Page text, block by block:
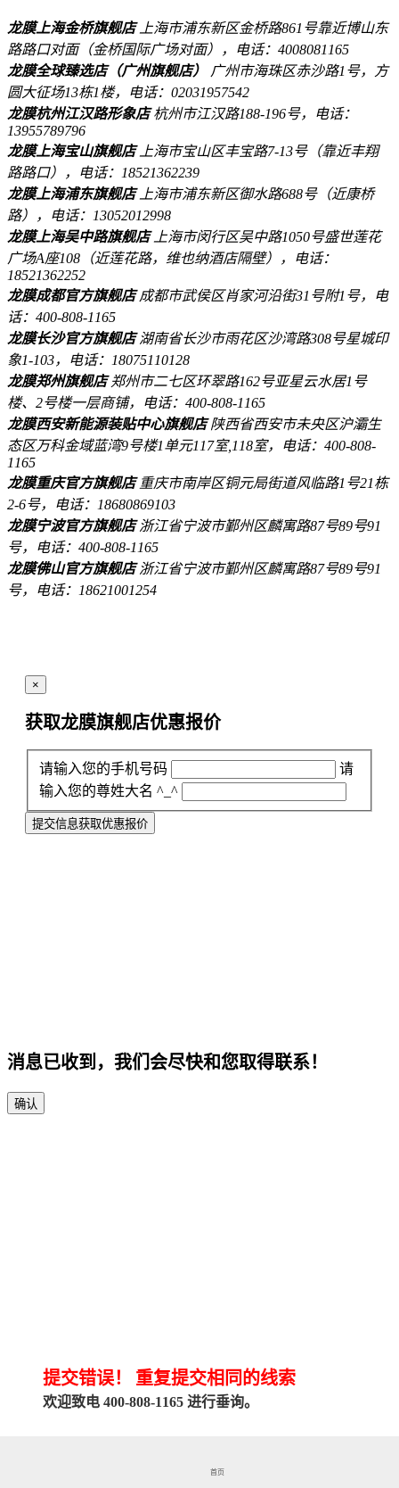
龙膜上海金桥旗舰店 上海市浦东新区金桥路861号靠近博山东
路路口对面（金桥国际广场对面），电话：4008081165
龙膜全球臻选店（广州旗舰店）
广州市海珠区赤沙路1号，方
圆大征场13栋1楼，电话：02031957542
龙膜杭州江汉路形象店杭州市江汉路188-196号，电话：
13955789796
龙膜上海宝山旗舰店 上海市宝山区丰宝路7-13号（靠近丰翔
路路口），电话：18521362239
龙膜上海浦东旗舰店 上海市浦东新区御水路688号（近康桥
路），电话：13052012998
龙膜上海吴中路旗舰店 上海市闵行区吴中路1050号盛世莲花
广场A座108（近莲花路，维也纳酒店隔壁），电话：
18521362252
龙膜成都官方旗舰店成都市武侯区肖家河沿街31号附1号，电
话：400-808-1165
龙膜长沙官方旗舰店湖南省长沙市雨花区沙湾路308号星城印
象1-103，电话：18075110128
龙膜郑州旗舰店郑州市二七区环翠路162号亚星云水居1号
楼、2号楼一层商铺，电话：400-808-1165
龙膜西安新能源装贴中心旗舰店陕西省西安市未央区沪灞生
态区万科金域蓝湾9号楼1单元117室,118室，电话：400-808-
1165
龙膜重庆官方旗舰店重庆市南岸区铜元局街道风临路1号21栋
2-6号，电话：18680869103
龙膜宁波官方旗舰店浙江省宁波市鄞州区麟寓路87号89号91
号，电话：400-808-1165
龙膜佛山官方旗舰店浙江省宁波市鄞州区麟寓路87号89号91
号，电话：18621001254
首页
×
获取龙膜旗舰店优惠报价
请输入您的手机号码
请
输入您的尊姓大名 ^_^
提交信息获取优惠报价
消息已收到，我们会尽快和您取得联系！
确认
提交错误！ 重复提交相同的线索
欢迎致电 400-808-1165 进行垂询。